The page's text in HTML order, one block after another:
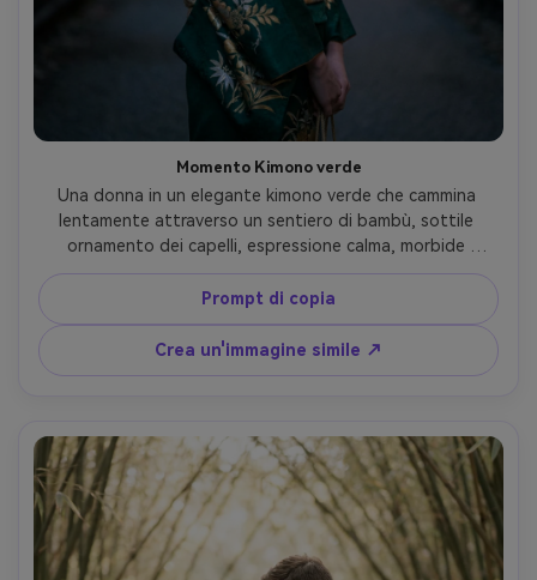
Momento Kimono verde
Una donna in un elegante kimono verde che cammina
lentamente attraverso un sentiero di bambù, sottile
ornamento dei capelli, espressione calma, morbide
lanterne sfocate sullo sfondo, illuminazione dell'ora blu
crepuscolare, scattato su Nikon Z7 II, obiettivo da 85 mm,
cornice a mezzo corpo, bokeh cremoso, tavolozza di
colori raffinata, fotografia ritratto culturale ultra-
realistica-AR 4:5
Prompt di copia
Crea un'immagine simile ↗